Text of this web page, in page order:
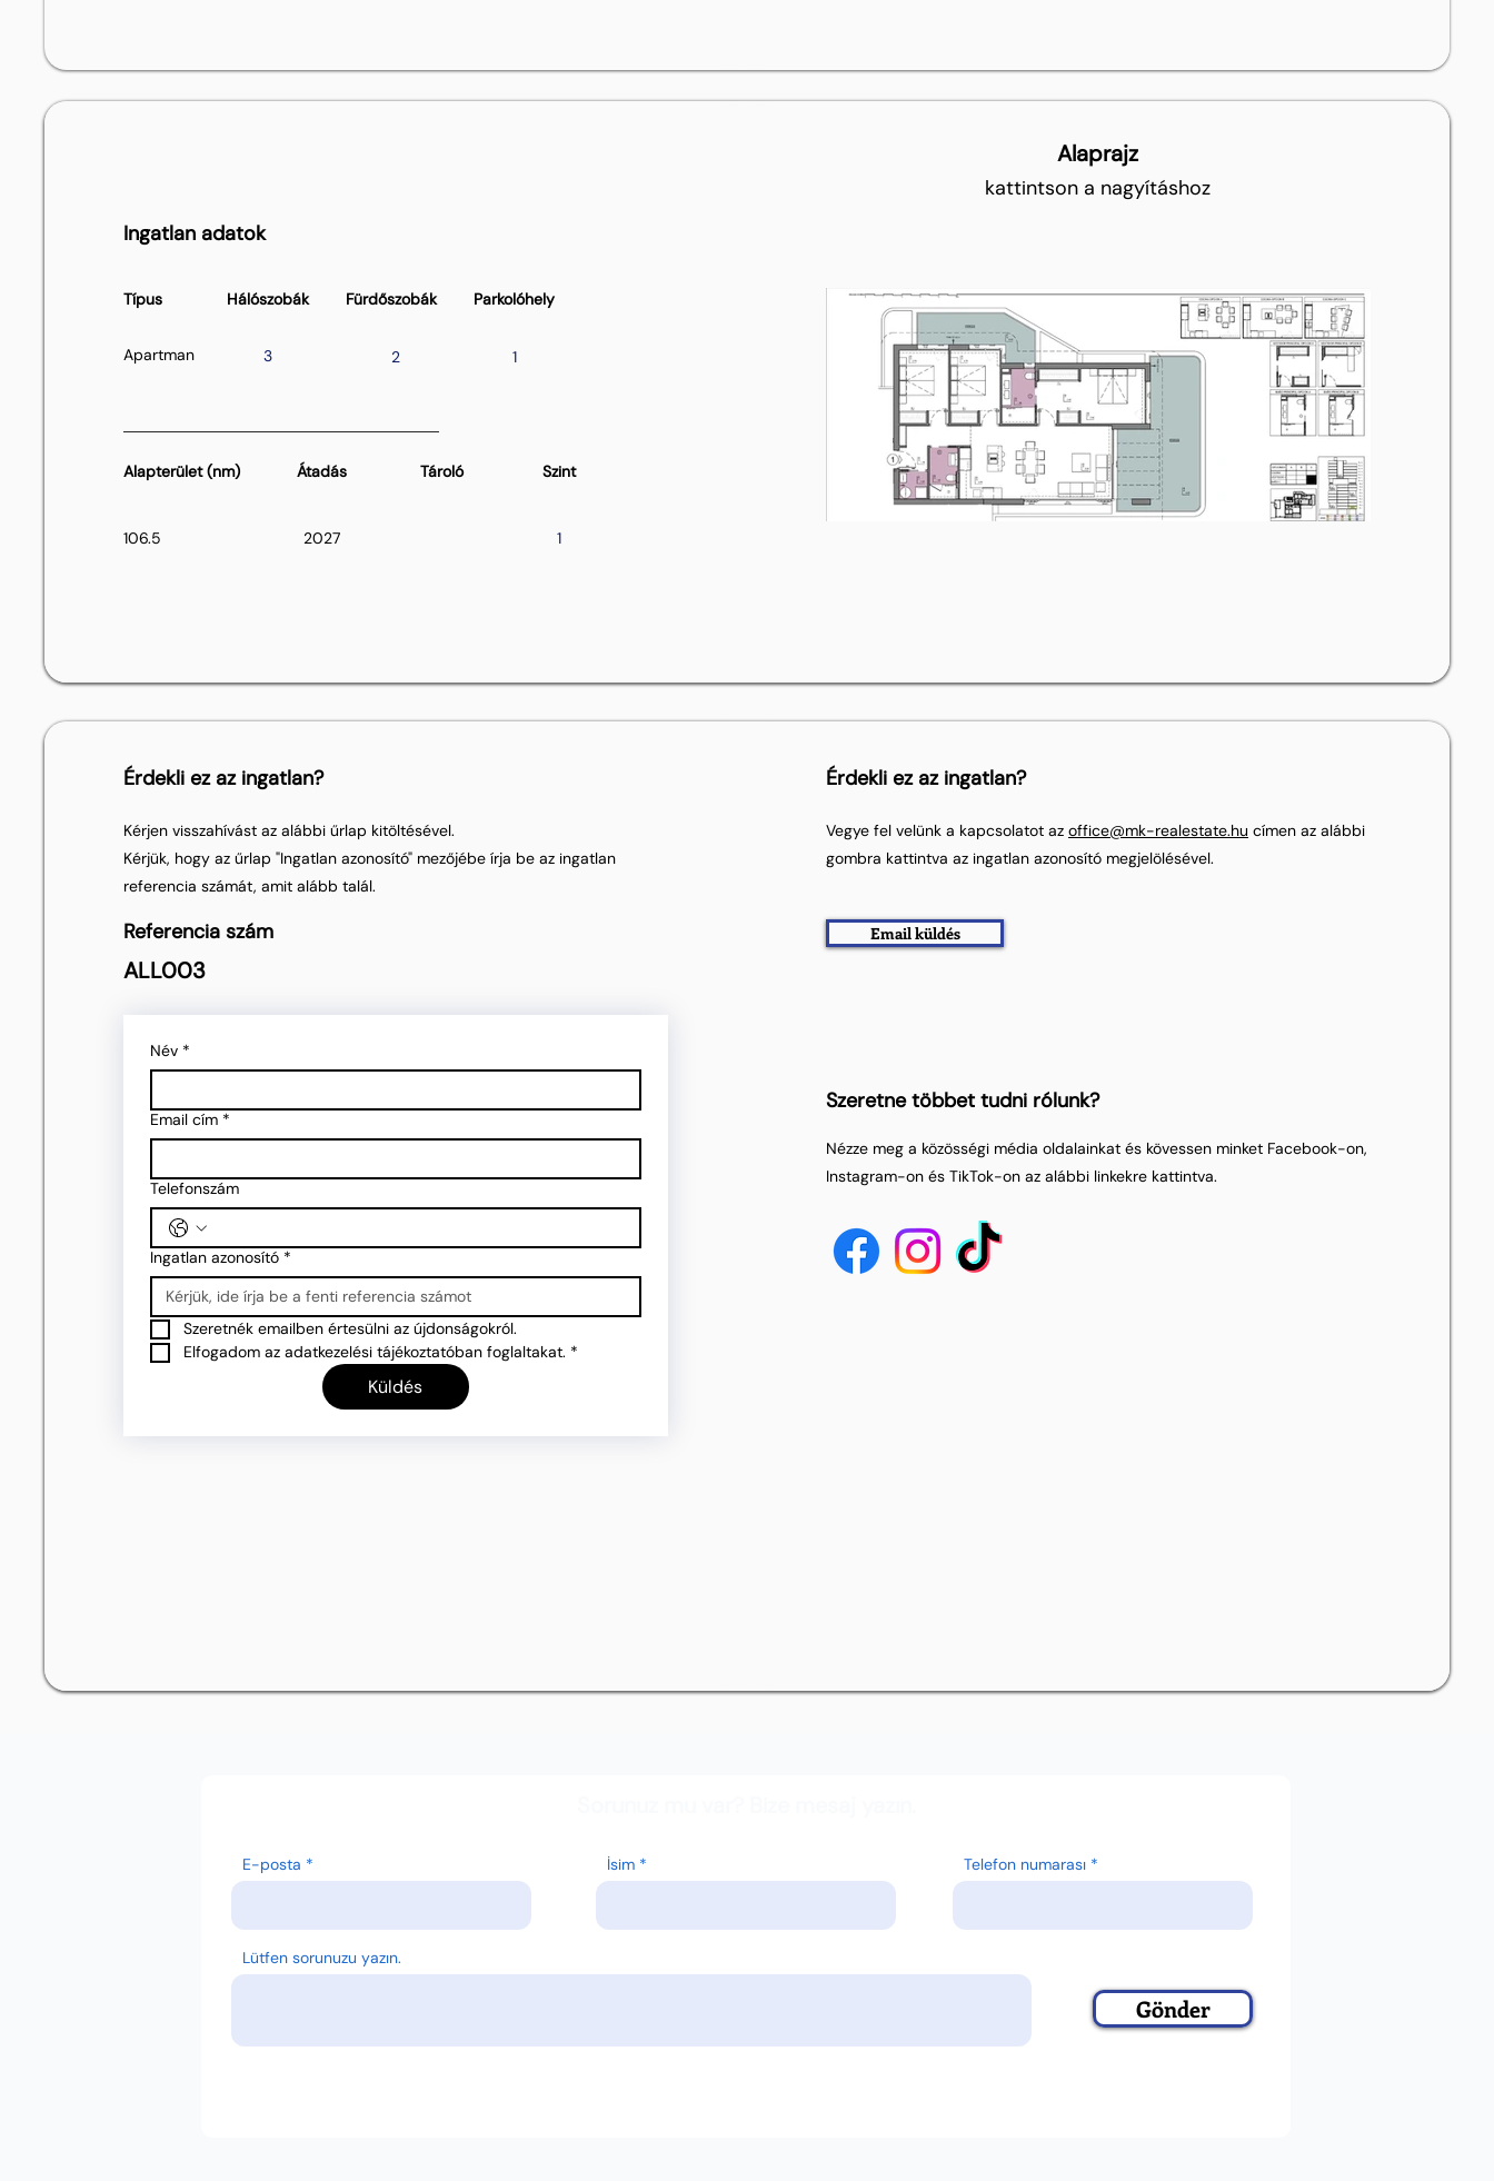
Ingatlan adatok
Típus Hálószobák
Apartman 3
Fürdőszobák
2
Parkolóhely
1
Alapterület (nm) Átadás Tároló
106.5 2027
Szint
1
Alaprajz
kattintson a nagyításhoz
Érdekli ez az ingatlan?
Kérjen visszahívást az alábbi űrlap kitöltésével.
Kérjük, hogy az űrlap "Ingatlan azonosító" mezőjébe írja be az ingatlan
referencia számát, amit alább talál.
Referencia szám
ALL003
Név *
Email cím *
Telefonszám
Ingatlan azonosító *
Szeretnék emailben értesülni az újdonságokról.
Elfogadom az adatkezelési tájékoztatóban foglaltakat. *
Küldés
Érdekli ez az ingatlan?
Vegye fel velünk a kapcsolatot az office@mk-realestate.hu címen az alábbi
gombra kattintva az ingatlan azonosító megjelölésével.
Email küldés
Szeretne többet tudni rólunk?
Nézze meg a közösségi média oldalainkat és kövessen minket Facebook-on,
Instagram-on és TikTok-on az alábbi linkekre kattintva.
E-posta İsim Telefon numarası
Lütfen sorunuzu yazın.
Gönder